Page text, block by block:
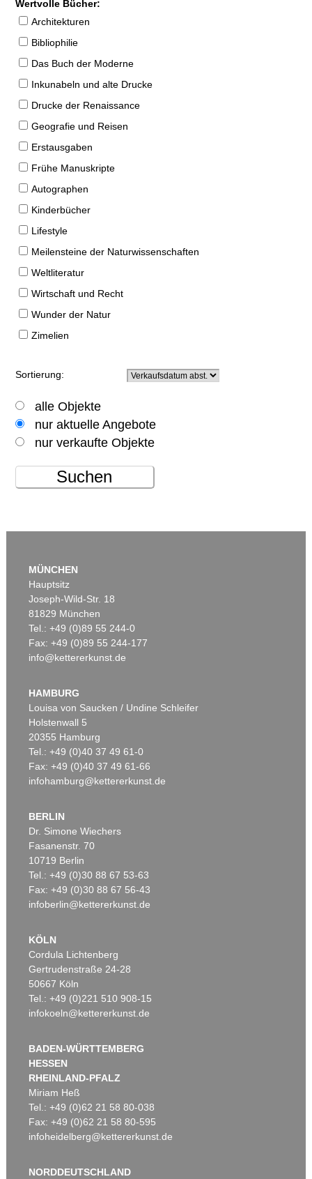
Wertvolle Bücher:
Architekturen
Bibliophilie
Das Buch der Moderne
Inkunabeln und alte Drucke
Drucke der Renaissance
Geografie und Reisen
Erstausgaben
Frühe Manuskripte
Autographen
Kinderbücher
Lifestyle
Meilensteine der Naturwissenschaften
Weltliteratur
Wirtschaft und Recht
Wunder der Natur
Zimelien
Sortierung:
alle Objekte
nur aktuelle Angebote
nur verkaufte Objekte
Suchen
MÜNCHEN
Hauptsitz
Joseph-Wild-Str. 18
81829 München
Tel.: +49 (0)89 55 244-0
Fax: +49 (0)89 55 244-177
info@kettererkunst.de
HAMBURG
Louisa von Saucken / Undine Schleifer
Holstenwall 5
20355 Hamburg
Tel.: +49 (0)40 37 49 61-0
Fax: +49 (0)40 37 49 61-66
infohamburg@kettererkunst.de
BERLIN
Dr. Simone Wiechers
Fasanenstr. 70
10719 Berlin
Tel.: +49 (0)30 88 67 53-63
Fax: +49 (0)30 88 67 56-43
infoberlin@kettererkunst.de
KÖLN
Cordula Lichtenberg
Gertrudenstraße 24-28
50667 Köln
Tel.: +49 (0)221 510 908-15
infokoeln@kettererkunst.de
BADEN-WÜRTTEMBERG
HESSEN
RHEINLAND-PFALZ
Miriam Heß
Tel.: +49 (0)62 21 58 80-038
Fax: +49 (0)62 21 58 80-595
infoheidelberg@kettererkunst.de
NORDDEUTSCHLAND